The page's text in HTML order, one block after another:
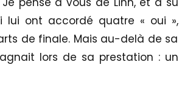
lui ont accordé quatre « oui »,
de finale. Mais au-delà de sa
lors de sa prestation : un